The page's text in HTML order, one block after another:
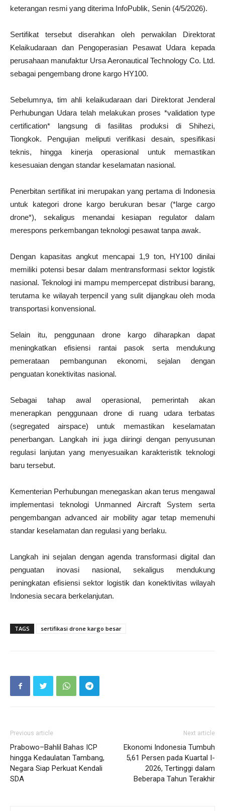
keterangan resmi yang diterima InfoPublik, Senin (4/5/2026).
Sertifikat tersebut diserahkan oleh perwakilan Direktorat
Kelaikudaraan dan Pengoperasian Pesawat Udara kepada
perusahaan manufaktur Ursa Aeronautical Technology Co. Ltd.
sebagai pengembang drone kargo HY100.
Sebelumnya, tim ahli kelaikudaraan dari Direktorat Jenderal
Perhubungan Udara telah melakukan proses *validation type
certification* langsung di fasilitas produksi di Shihezi,
Tiongkok. Pengujian meliputi verifikasi desain, spesifikasi
teknis, hingga kinerja operasional untuk memastikan
kesesuaian dengan standar keselamatan nasional.
Penerbitan sertifikat ini merupakan yang pertama di Indonesia
untuk kategori drone kargo berukuran besar (*large cargo
drone*), sekaligus menandai kesiapan regulator dalam
merespons perkembangan teknologi pesawat tanpa awak.
Dengan kapasitas angkut mencapai 1,9 ton, HY100 dinilai
memiliki potensi besar dalam mentransformasi sektor logistik
nasional. Teknologi ini mampu mempercepat distribusi barang,
terutama ke wilayah terpencil yang sulit dijangkau oleh moda
transportasi konvensional.
Selain itu, penggunaan drone kargo diharapkan dapat
meningkatkan efisiensi rantai pasok serta mendukung
pemerataan pembangunan ekonomi, sejalan dengan
penguatan konektivitas nasional.
Sebagai tahap awal operasional, pemerintah akan
menerapkan penggunaan drone di ruang udara terbatas
(segregated airspace) untuk memastikan keselamatan
penerbangan. Langkah ini juga diiringi dengan penyusunan
regulasi lanjutan yang menyesuaikan karakteristik teknologi
baru tersebut.
Kementerian Perhubungan menegaskan akan terus mengawal
implementasi teknologi Unmanned Aircraft System serta
pengembangan advanced air mobility agar tetap memenuhi
standar keselamatan dan regulasi yang berlaku.
Langkah ini sejalan dengan agenda transformasi digital dan
penguatan inovasi nasional, sekaligus mendukung
peningkatan efisiensi sektor logistik dan konektivitas wilayah
Indonesia secara berkelanjutan.
TAGS sertifikasi drone kargo besar
Previous article
Prabowo–Bahlil Bahas ICP
hingga Kedaulatan Tambang,
Negara Siap Perkuat Kendali
SDA
Next article
Ekonomi Indonesia Tumbuh
5,61 Persen pada Kuartal I-
2026, Tertinggi dalam
Beberapa Tahun Terakhir